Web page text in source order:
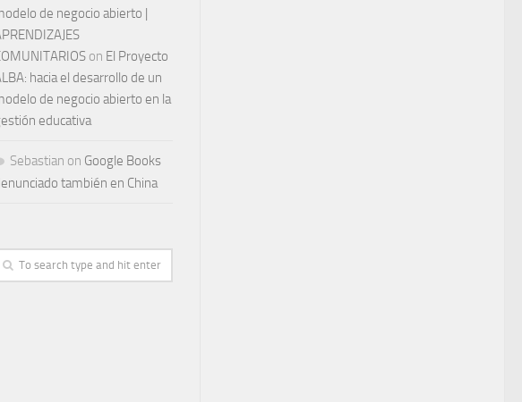
de negocio abierto |
on El Proyecto
hacia el desarrollo de un
de negocio abierto en la
educativa
Sebastian on Google Books
también en China